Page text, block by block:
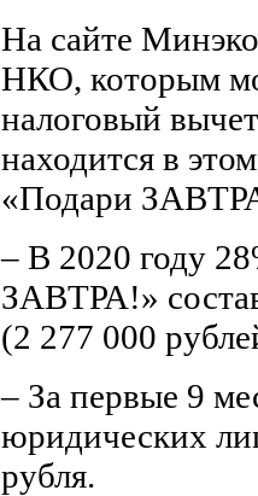
На сайте
НКО, которым
налоговый
находится в
«Подари
– В 2020 году
ЗАВТРА!»
(2 277 000
– За первые 9
юридических
рубля.